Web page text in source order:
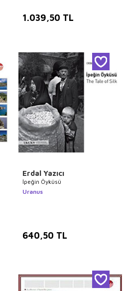
1.039,50 TL
Erdal Yazıcı
İpeğin Öyküsü
Uranus
640,50 TL